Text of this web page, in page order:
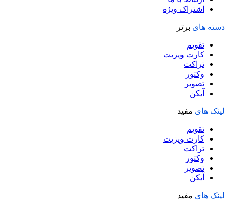
اشتراک ویژه
دسته های برتر
تقویم
کارت ویزیت
تراکت
وکتور
تصویر
آیکن
لینک های مفید
تقویم
کارت ویزیت
تراکت
وکتور
تصویر
آیکن
لینک های مفید